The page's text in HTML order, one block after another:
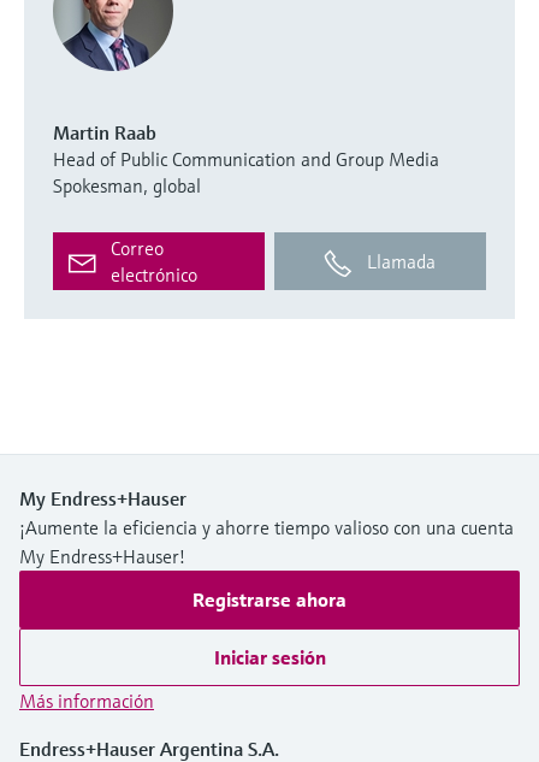
Martin Raab
Head of Public Communication and Group Media
Spokesman, global
Correo
electrónico
Llamada
My Endress+Hauser
¡Aumente la eficiencia y ahorre tiempo valioso con una cuenta
My Endress+Hauser!
Registrarse ahora
Iniciar sesión
Más información
Endress+Hauser Argentina S.A.